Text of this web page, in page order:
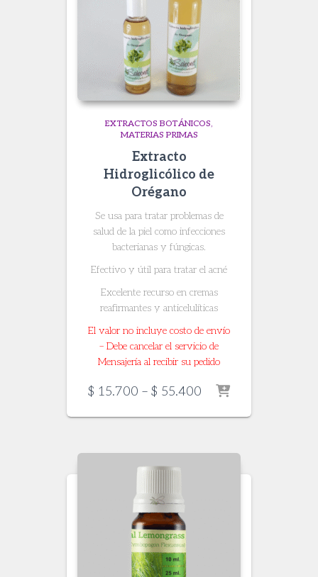
EXTRACTOS BOTÁNICOS
MATERIAS PRIMAS
Extracto
Hidroglicólico de
Orégano
Se usa para tratar problemas de
salud de la piel como infecciones
bacterianas y fúngicas.
Efectivo y útil para tratar el acné
Excelente recurso en cremas
reafirmantes y anticelulíticas
El valor no incluye costo de envío
– Debe cancelar el servicio de
Mensajería al recibir su pedido
$ 15.700 – $ 55.400 Price
$ 15.700
$ 55.400